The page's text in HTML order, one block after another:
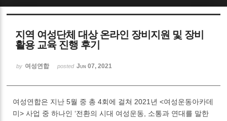
지역 여성단체 대상 온라인 장비지원 및 장비
활용 교육 진행 후기
by 여성연합 posted Jun 07, 2021
여성연합은 지난 5월 중 총 4회에 걸쳐 2021년 <여성운동아카데
미> 사업 중 하나인 ‘전환의 시대 여성운동, 소통과 연대를 말한
Sketchbook5, 스케치북5
Sketchbook5, 스케치북5